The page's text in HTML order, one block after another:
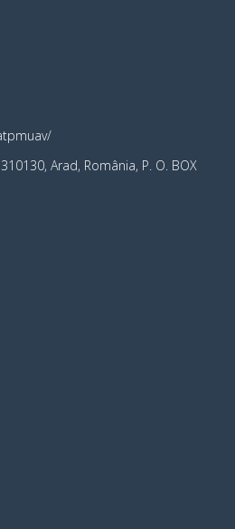
Arad, România, P. O. BOX